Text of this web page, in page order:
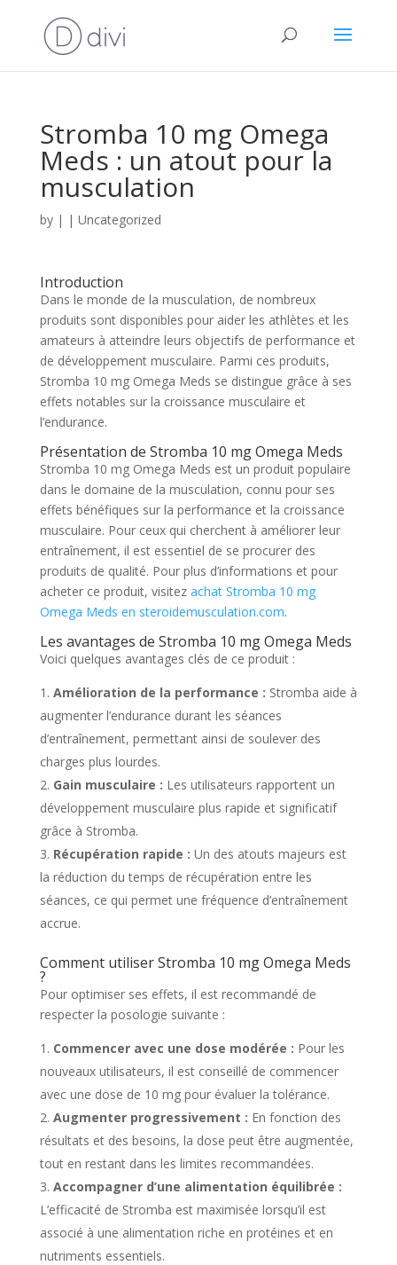
Stromba 10 mg Omega
Meds : un atout pour la
musculation
by | | Uncategorized
Introduction
Dans le monde de la musculation, de nombreux
produits sont disponibles pour aider les athlètes et les
amateurs à atteindre leurs objectifs de performance et
de développement musculaire. Parmi ces produits,
Stromba 10 mg Omega Meds se distingue grâce à ses
effets notables sur la croissance musculaire et
l’endurance.
Présentation de Stromba 10 mg Omega Meds
Stromba 10 mg Omega Meds est un produit populaire
dans le domaine de la musculation, connu pour ses
effets bénéfiques sur la performance et la croissance
musculaire. Pour ceux qui cherchent à améliorer leur
entraînement, il est essentiel de se procurer des
produits de qualité. Pour plus d’informations et pour
acheter ce produit, visitez achat Stromba 10 mg
Omega Meds en steroidemusculation.com.
Les avantages de Stromba 10 mg Omega Meds
Voici quelques avantages clés de ce produit :
Amélioration de la performance : Stromba aide à
augmenter l’endurance durant les séances
d’entraînement, permettant ainsi de soulever des
charges plus lourdes.
Gain musculaire : Les utilisateurs rapportent un
développement musculaire plus rapide et significatif
grâce à Stromba.
Récupération rapide : Un des atouts majeurs est
la réduction du temps de récupération entre les
séances, ce qui permet une fréquence d’entraînement
accrue.
Comment utiliser Stromba 10 mg Omega Meds
?
Pour optimiser ses effets, il est recommandé de
respecter la posologie suivante :
Commencer avec une dose modérée : Pour les
nouveaux utilisateurs, il est conseillé de commencer
avec une dose de 10 mg pour évaluer la tolérance.
Augmenter progressivement : En fonction des
résultats et des besoins, la dose peut être augmentée,
tout en restant dans les limites recommandées.
Accompagner d’une alimentation équilibrée :
L’efficacité de Stromba est maximisée lorsqu’il est
associé à une alimentation riche en protéines et en
nutriments essentiels.